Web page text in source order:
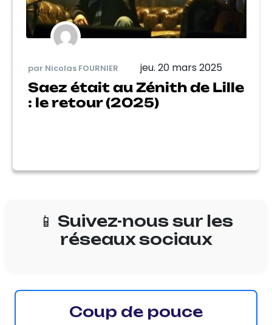
par Nicolas FOURNIER jeu. 20 mars 2025
Saez était au Zénith de Lille
: le retour (2025)
📱 Suivez-nous sur les
réseaux sociaux
Coup de pouce